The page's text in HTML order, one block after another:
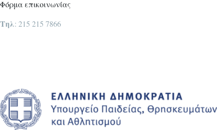
Φόρμα επικοινωνίας
Τηλ: 215 215 7866